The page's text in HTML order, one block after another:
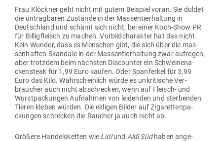
Frau Klöckner geht nicht mit gutem Bei­spiel voran. Sie duldet
die untrag­baren Zustände in der Mas­sen­tier­haltung in
Deutschland und schämt sich nicht, bei einer Koch-Show PR
für Bil­lig­fleisch zu machen. Vor­bild­cha­rakter hat das nicht.
Kein Wunder, dass es Men­schen gibt, die sich über die mas­
sen­haften Skandale in der Mas­sen­tier­haltung zwar auf­regen,
aber trotzdem beim nächsten Dis­counter ein Schwei­ne­na­
cken­steak für 1,99 Euro kaufen. Oder Span­ferkel für 3,99
Euro das Kilo. Wahr­scheinlich würde es unkri­tische Ver­
braucher auch nicht abschrecken, wenn auf Fleisch- und
Wurst­pa­ckungen Auf­nahmen von lei­denden und ster­benden
Tieren kleben würden. Die ekligen Bilder auf Ziga­ret­ten­pa­
ckungen schrecken die Raucher ja auch nicht ab.
Größere Han­dels­ketten wie Lidlund Aldi Südhaben ange­